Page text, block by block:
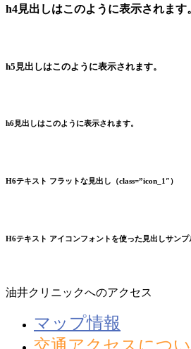
h4見出しはこのように表示されます
h5見出しはこのように表示されます。
h6見出しはこのように表示されます。
H6テキスト フラットな見出し（class=”icon_1″）
H6テキスト アイコンフォントを使った見出しサンプ
油井クリニックへのアクセス
マップ情報
交通アクセスにつ